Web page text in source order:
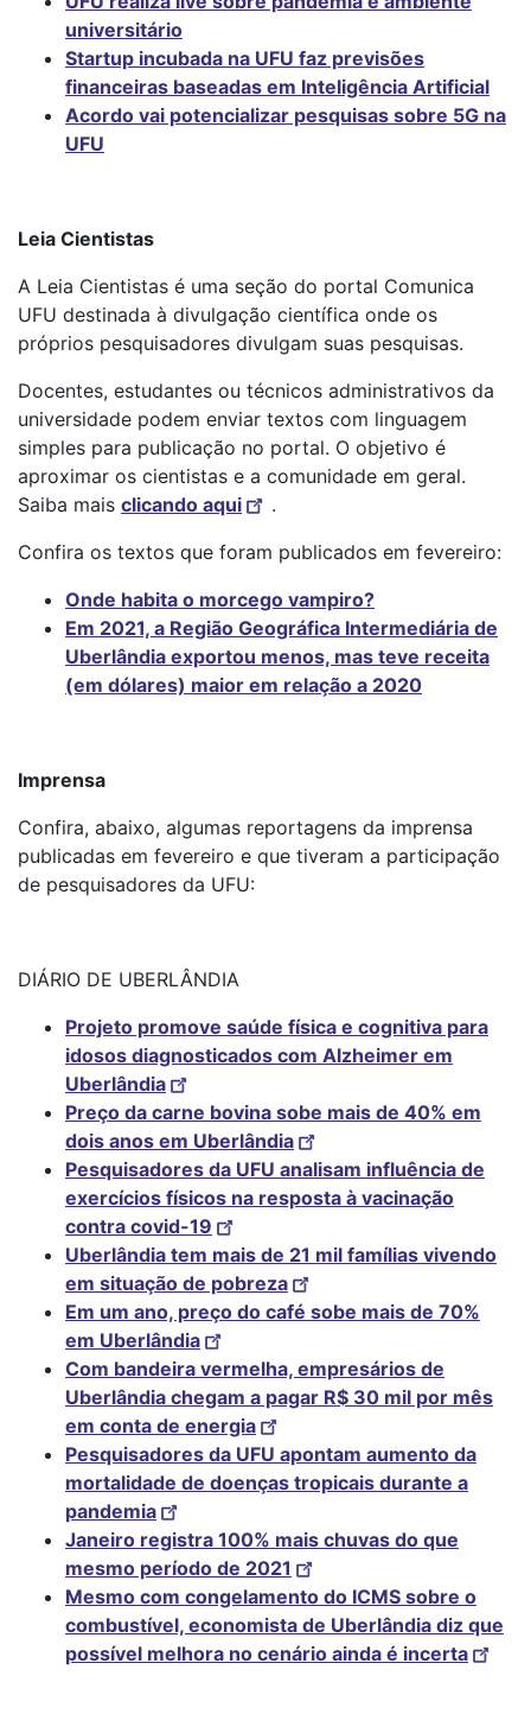
universitário
Startup incubada na UFU faz previsões
financeiras baseadas em Inteligência Artificial
Acordo vai potencializar pesquisas sobre 5G na
UFU
Leia Cientistas
A Leia Cientistas é uma seção do portal Comunica
UFU destinada à divulgação científica onde os
próprios pesquisadores divulgam suas pesquisas.
Docentes, estudantes ou técnicos administrativos da
universidade podem enviar textos com linguagem
simples para publicação no portal. O objetivo é
aproximar os cientistas e a comunidade em geral.
Saiba mais clicando aqui
.
Confira os textos que foram publicados em fevereiro:
Onde habita o morcego vampiro?
Em 2021, a Região Geográfica Intermediária de
Uberlândia exportou menos, mas teve receita
(em dólares) maior em relação a 2020
Imprensa
Confira, abaixo, algumas reportagens da imprensa
publicadas em fevereiro e que tiveram a participação
de pesquisadores da UFU:
DIÁRIO DE UBERLÂNDIA
Projeto promove saúde física e cognitiva para
idosos diagnosticados com Alzheimer em
Uberlândia
Preço da carne bovina sobe mais de 40% em
dois anos em Uberlândia
Pesquisadores da UFU analisam influência de
exercícios físicos na resposta à vacinação
contra covid-19
Uberlândia tem mais de 21 mil famílias vivendo
em situação de pobreza
Em um ano, preço do café sobe mais de 70%
em Uberlândia
Com bandeira vermelha, empresários de
Uberlândia chegam a pagar R$ 30 mil por mês
em conta de energia
Pesquisadores da UFU apontam aumento da
mortalidade de doenças tropicais durante a
pandemia
Janeiro registra 100% mais chuvas do que
mesmo período de 2021
Mesmo com congelamento do ICMS sobre o
combustível, economista de Uberlândia diz que
possível melhora no cenário ainda é incerta